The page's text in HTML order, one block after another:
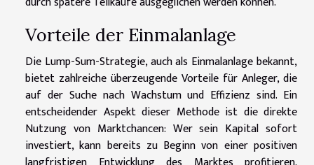
Vorteile der Einmalanlage
Die Lump-Sum-Strategie, auch als Einmalanlage bekannt,
bietet zahlreiche überzeugende Vorteile für Anleger, die
auf der Suche nach Wachstum und Effizienz sind. Ein
entscheidender Aspekt dieser Methode ist die direkte
Nutzung von Marktchancen: Wer sein Kapital sofort
investiert, kann bereits zu Beginn von einer positiven